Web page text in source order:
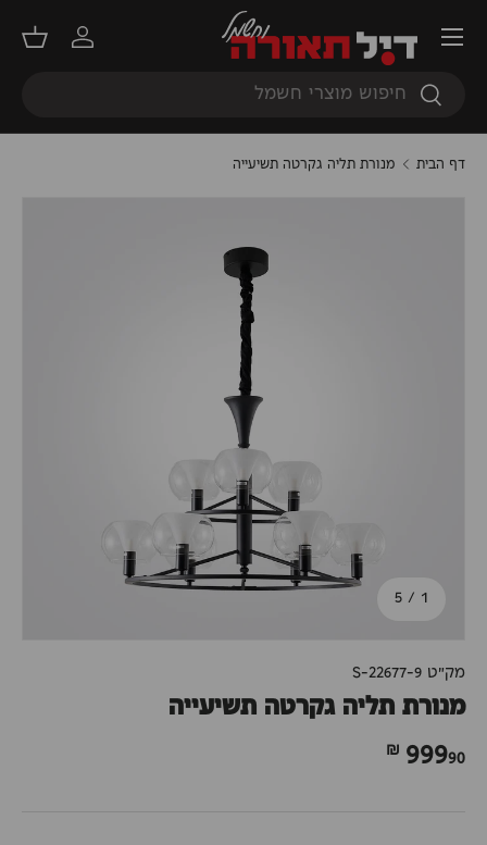
דילוג
חיפוש
חיפוש
התחברות
סל
תפריט
דף הבית מנורת תליה גקרטה תשיעייה
1
/ מתוך
5
מק"ט S-22677-9
מנורת תליה גקרטה תשיעייה
99990 ₪